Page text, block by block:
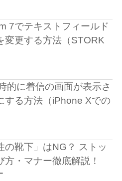
7でテキストフィールド
変更する方法（STORK
的に着信の画面が表示さ
する方法（iPhone Xでの
の靴下」はNG？ ストッ
方・マナー徹底解説！